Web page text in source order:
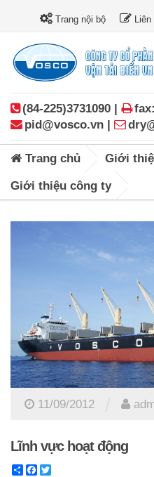
Trang nội bộ Liên
(84-225)3731090 |
pid@vosco.vn |
Trang chủ Giới
Giới thiệu công ty
11/09/2012
Lĩnh vực hoạt động
ShareFacebook